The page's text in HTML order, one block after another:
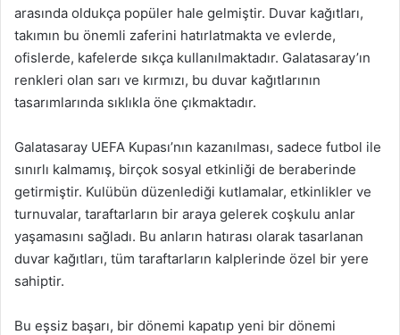
arasında oldukça popüler hale gelmiştir. Duvar kağıtları,
takımın bu önemli zaferini hatırlatmakta ve evlerde,
ofislerde, kafelerde sıkça kullanılmaktadır. Galatasaray’ın
renkleri olan sarı ve kırmızı, bu duvar kağıtlarının
tasarımlarında sıklıkla öne çıkmaktadır.
Galatasaray UEFA Kupası’nın kazanılması, sadece futbol ile
sınırlı kalmamış, birçok sosyal etkinliği de beraberinde
getirmiştir. Kulübün düzenlediği kutlamalar, etkinlikler ve
turnuvalar, taraftarların bir araya gelerek coşkulu anlar
yaşamasını sağladı. Bu anların hatırası olarak tasarlanan
duvar kağıtları, tüm taraftarların kalplerinde özel bir yere
sahiptir.
Bu eşsiz başarı, bir dönemi kapatıp yeni bir dönemi